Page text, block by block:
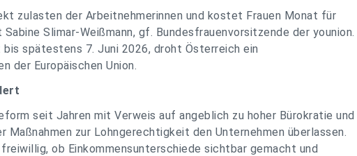
zulasten der Arbeitnehmerinnen und kostet Frauen Monat für
Slimar-Weißmann, gf. Bundesfrauenvorsitzende der younion.
spätestens 7. Juni 2026, droht Österreich ein
der Europäischen Union.
seit Jahren mit Verweis auf angeblich zu hoher Bürokratie und
Maßnahmen zur Lohngerechtigkeit den Unternehmen überlassen.
ob Einkommensunterschiede sichtbar gemacht und